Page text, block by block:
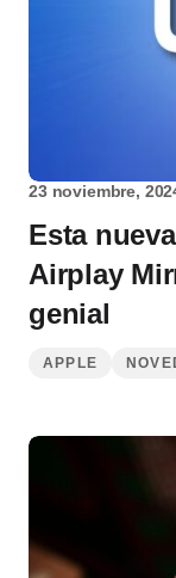
23 noviembre,
Esta
Airplay
genial
APPLE